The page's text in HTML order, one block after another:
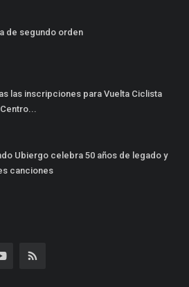
de segundo orden
las inscripciones para Vuelta Ciclista
Ubiergo celebra 50 años de legado y
canciones